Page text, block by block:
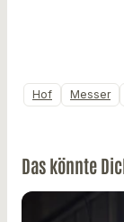
Hof Messer
Das könnte